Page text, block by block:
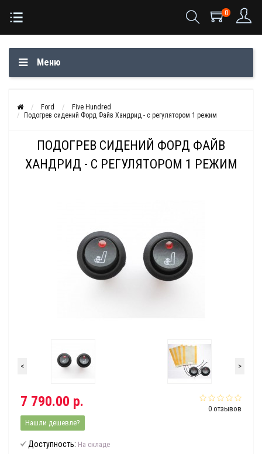
0
Меню
Ford
Five Hundred
Подогрев сидений Форд Файв Хандрид - с регулятором 1 режим
ПОДОГРЕВ СИДЕНИЙ ФОРД ФАЙВ
ХАНДРИД - С РЕГУЛЯТОРОМ 1 РЕЖИМ
< >
0 отзывов
7 790.00 р.
Нашли дешевле?
Доступность: На складе